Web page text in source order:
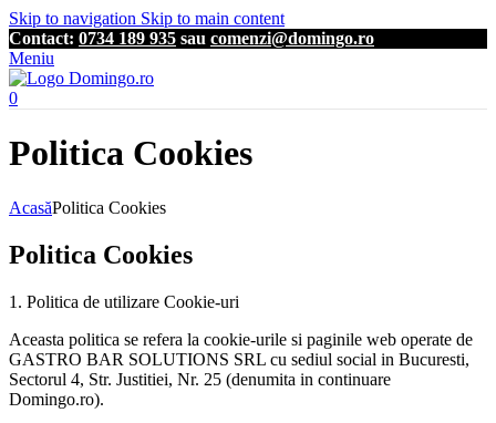
Skip to navigation Skip to main content
Contact: 0734 189 935 sau comenzi@domingo.ro
Meniu
0
Politica Cookies
AcasăPolitica Cookies
Politica Cookies
1. Politica de utilizare Cookie-uri
Aceasta politica se refera la cookie-urile si paginile web operate de
GASTRO BAR SOLUTIONS SRL cu sediul social in Bucuresti,
Sectorul 4, Str. Justitiei, Nr. 25 (denumita in continuare
Domingo.ro).